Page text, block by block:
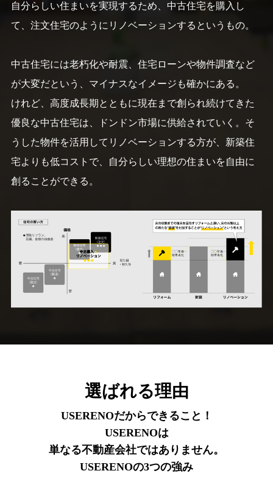
自分らしい住まいを実現するため、中古住宅を購入し
て、注文住宅のようにリノベーションするというもの。
中古住宅には老朽化や耐震、住宅ローンや物件調査など
が大変だという、マイナスなイメージも確かにある。
けれど、高度成長期とともに現在まで創られ続けてきた
優良な中古住宅は、ドンドン市場に供給されていく。そ
うした物件を活用してリノベーションする方が、新築住
宅よりも低コストで、自分らしい理想の住まいを自由に
創ることができる。
選ばれる理由
USERENOだからできること！
USERENOは
単なる不動産会社ではありません。
USERENOの3つの強み